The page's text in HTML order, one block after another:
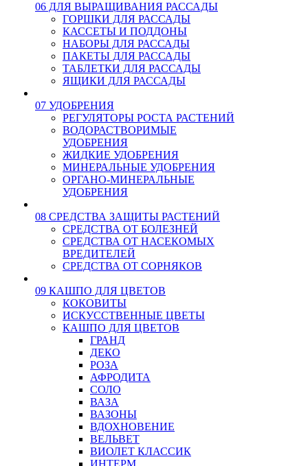
06 ДЛЯ ВЫРАЩИВАНИЯ РАССАДЫ
ГОРШКИ ДЛЯ РАССАДЫ
КАССЕТЫ И ПОДДОНЫ
НАБОРЫ ДЛЯ РАССАДЫ
ПАКЕТЫ ДЛЯ РАССАДЫ
ТАБЛЕТКИ ДЛЯ РАССАДЫ
ЯЩИКИ ДЛЯ РАССАДЫ
07 УДОБРЕНИЯ
РЕГУЛЯТОРЫ РОСТА РАСТЕНИЙ
ВОДОРАСТВОРИМЫЕ
УДОБРЕНИЯ
ЖИДКИЕ УДОБРЕНИЯ
МИНЕРАЛЬНЫЕ УДОБРЕНИЯ
ОРГАНО-МИНЕРАЛЬНЫЕ
УДОБРЕНИЯ
08 СРЕДСТВА ЗАЩИТЫ РАСТЕНИЙ
СРЕДСТВА ОТ БОЛЕЗНЕЙ
СРЕДСТВА ОТ НАСЕКОМЫХ
ВРЕДИТЕЛЕЙ
СРЕДСТВА ОТ СОРНЯКОВ
09 КАШПО ДЛЯ ЦВЕТОВ
КОКОВИТЫ
ИСКУССТВЕННЫЕ ЦВЕТЫ
КАШПО ДЛЯ ЦВЕТОВ
ГРАНД
ДЕКО
РОЗА
АФРОДИТА
СОЛО
ВАЗА
ВАЗОНЫ
ВДОХНОВЕНИЕ
ВЕЛЬВЕТ
ВИОЛЕТ КЛАССИК
ИНТЕРМ